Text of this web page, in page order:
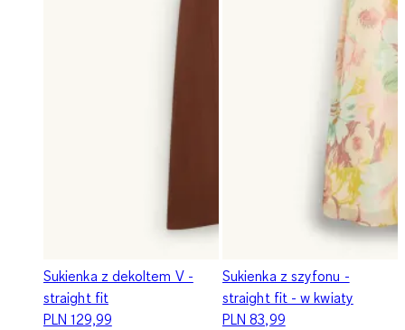
Sukienka z dekoltem V -
straight fit
PLN 129,99
Sukienka z szyfonu -
straight fit - w kwiaty
PLN 83,99